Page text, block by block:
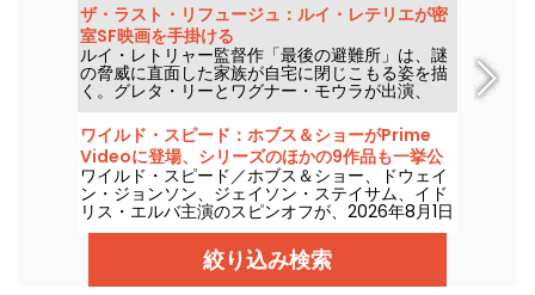
ザ・ラスト・リフュージュ：ルイ・レテリエが密
室SF映画を手掛ける
ルイ・レトリャー監督作「最後の避難所」は、謎
の脅威に直面した家族が自宅に閉じこもる姿を描
く。グレタ・リーとワグナー・モウラが出演、
Netflixで2026年8月7日に配信。
ワイルド・スピード：ホブス＆ショーがPrime
Videoに登場、シリーズのほかの9作品も一挙公
開
ワイルド・スピード／ホブス＆ショー、ドウェイ
ン・ジョンソン、ジェイソン・ステイサム、イド
リス・エルバ主演のスピンオフが、2026年8月1日
にプライム・ビデオで配信開始。
絞り込み検索